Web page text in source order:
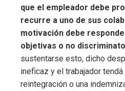
que el empleador debe
recurre a uno de sus
motivación debe
objetivas o no
sustentarse esto, dicho
ineficaz y el trabajador
reintegración o una